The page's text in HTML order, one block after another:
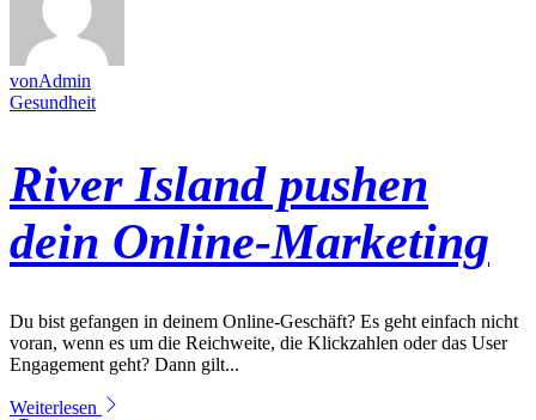
vonAdmin
Gesundheit
River Island pushen
dein Online-Marketing
Du bist gefangen in deinem Online-Geschäft? Es geht einfach nicht
voran, wenn es um die Reichweite, die Klickzahlen oder das User
Engagement geht? Dann gilt...
Weiterlesen